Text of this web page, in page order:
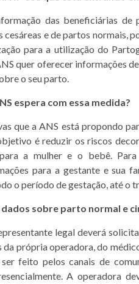
das beneficiárias de
cesáreas e de partos normais,
para a utilização do
quer oferecer informações
o seu parto.
espera com essa medida?
que a ANS está propondo
é reduzir os riscos
a mulher e o bebê.
para a gestante e sua
o período de gestação, até o
dados sobre parto normal e
legal deverá
da própria operadora, do
feito pelos canais de
A operadora